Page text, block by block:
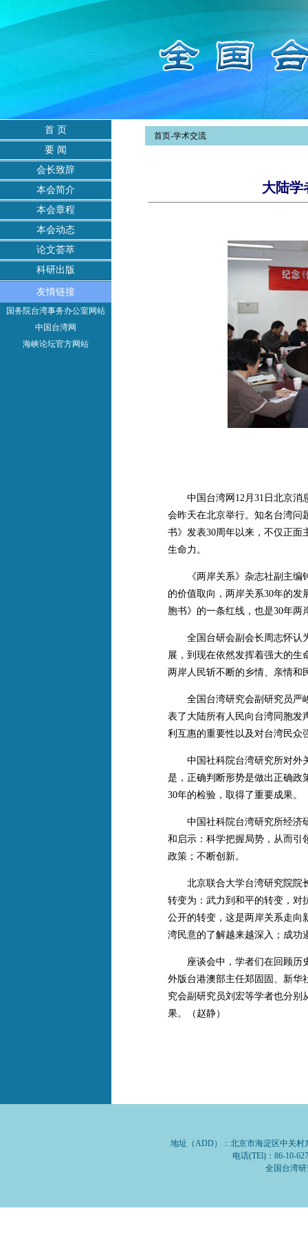
首 页
要 闻
会长致辞
本会简介
本会章程
本会动态
论文荟萃
科研出版
友情链接
国务院台湾事务办公室网站
中国台湾网
海峡论坛官方网站
首页-学术交流
大陆学
中国台湾网12月31日北京消
会昨天在北京举行。知名台湾问
书》发表30周年以来，不仅正
生命力。
《两岸关系》杂志社副主编钟
的价值取向，两岸关系30年的
胞书》的一条红线，也是30年两
全国台研会副会长周志怀认为
展，到现在依然发挥着强大的生
两岸人民斩不断的乡情、亲情和
全国台湾研究会副研究员严峻
表了大陆所有人民向台湾同胞发
利互惠的重要性以及对台湾民众
中国社科院台湾研究所对外关
是，正确判断形势是做出正确政
30年的检验，取得了重要成果。
中国社科院台湾研究所经济研
和启示：科学把握局势，从而引
政策；不断创新。
北京联合大学台湾研究院院长
转变为：武力到和平的转变，对
公开的转变，这是两岸关系走向
湾民意的了解越来越深入；成功
座谈会中，学者们在回顾历史
外版台港澳部主任郑固固、新华
究会副研究员刘宏等学者也分别
果。（赵静）
地址（ADD）：北京市海淀区中关村
电话(TEl)：86-10-
全国台湾